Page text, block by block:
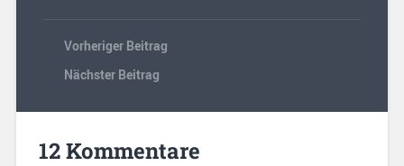
Vorheriger Beitrag
Nächster Beitrag
12 Kommentare